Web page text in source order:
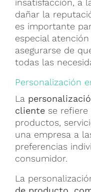
insatisfacción, a
dañar la
es importante
especial
asegurarse de
todas las
Personalización
La
cliente se
productos,
una empresa a
preferencias
consumidor.
La